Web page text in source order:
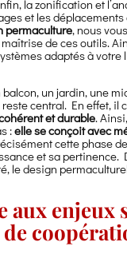
la zonification et
et les
permaculture, nous
de ces outils.
adaptés à votre
balcon, un jardin, une
central. En effet, il
et durable.
:elle se conçoit avec
cette phase
et sa pertinence.
le design
aux enjeux